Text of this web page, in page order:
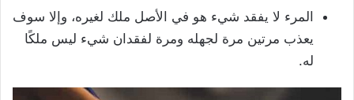
المرء لا يفقد شيء هو في الأصل ملك لغيره، وإلا سوف
يعذب مرتين مرة لجهله ومرة لفقدان شيء ليس ملكًا
له.